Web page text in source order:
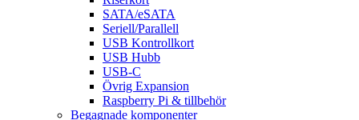
SATA/eSATA
Seriell/Parallell
USB Kontrollkort
USB Hubb
USB-C
Övrig Expansion
Raspberry Pi & tillbehör
Begagnade komponenter